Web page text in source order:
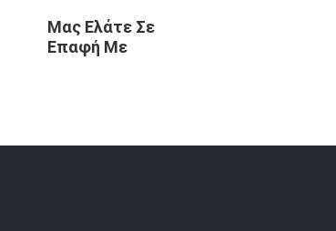
Μας Ελάτε Σε
Επαφή Με
Καλωδίων Ίνας Υάλου Μ DX